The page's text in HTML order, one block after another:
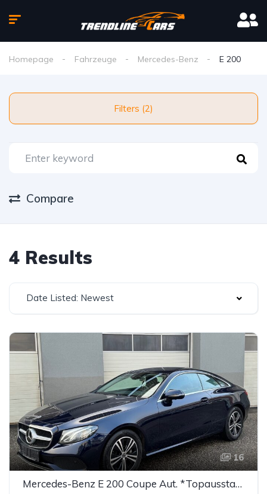
Homepage Fahrzeuge Mercedes-Benz E 200
Filters (2)
Compare
4 Results
Date Listed: Newest
16
Mercedes-Benz E 200 Coupe Aut. *Topausstattung*